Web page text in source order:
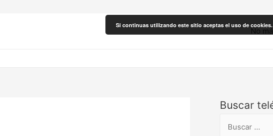
No
Buscar
Si continuas utilizando este sitio aceptas el uso de cookies.